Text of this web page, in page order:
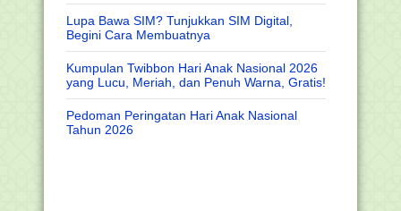
Lupa Bawa SIM? Tunjukkan SIM Digital,
Begini Cara Membuatnya
Kumpulan Twibbon Hari Anak Nasional 2026
yang Lucu, Meriah, dan Penuh Warna, Gratis!
Pedoman Peringatan Hari Anak Nasional
Tahun 2026